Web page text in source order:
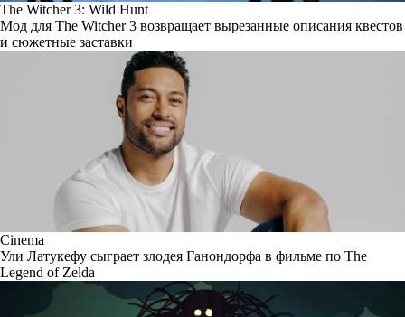
The Witcher 3: Wild Hunt
Мод для The Witcher 3 возвращает вырезанные описания квестов
и сюжетные заставки
Cinema
Ули Латукефу сыграет злодея Ганондорфа в фильме по The
Legend of Zelda